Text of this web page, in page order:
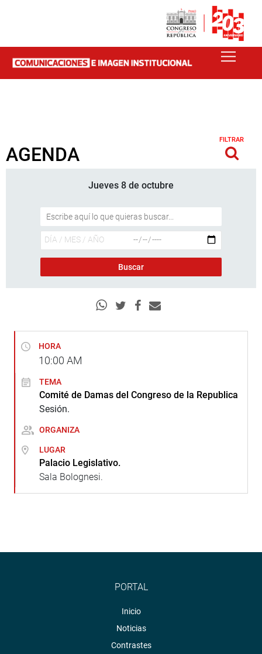
AGENDA
FILTRAR
Jueves 8 de octubre
HORA
10:00 AM
TEMA
Comité de Damas del Congreso de la Republica
Sesión.
ORGANIZA
LUGAR
Palacio Legislativo.
Sala Bolognesi.
PORTAL
Inicio
Noticias
Contrastes